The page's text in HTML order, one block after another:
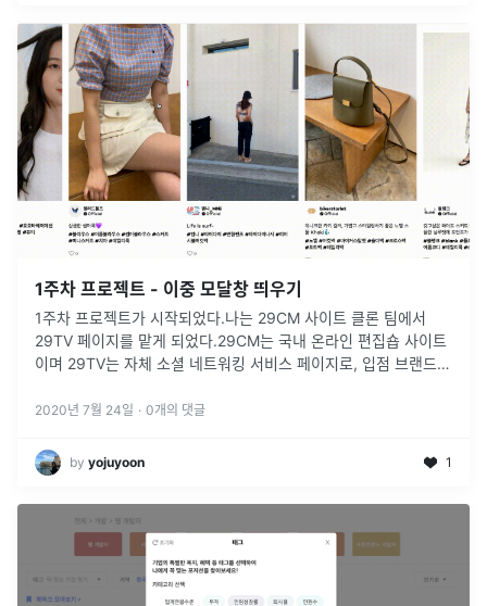
1주차 프로젝트 - 이중 모달창 띄우기
1주차 프로젝트가 시작되었다.나는 29CM 사이트 클론 팀에서
29TV 페이지를 맡게 되었다.29CM는 국내 온라인 편집숍 사이트
이며 29TV는 자체 소셜 네트워킹 서비스 페이지로, 입점 브랜드들
다.페이지 구...
2020년 7월 24일 · 0개의 댓글
by yojuyoon 1